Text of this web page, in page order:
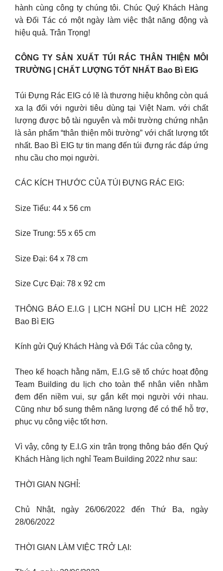
hành cùng công ty chúng tôi. Chúc Quý Khách Hàng
và Đối Tác có một ngày làm việc thật năng động và
hiệu quả. Trân Trọng!
CÔNG TY SẢN XUẤT TÚI RÁC THÂN THIỆN MÔI
TRƯỜNG | CHẤT LƯỢNG TỐT NHẤT Bao Bì EIG
Túi Đựng Rác EIG có lẽ là thương hiệu không còn quá
xa lạ đối với người tiêu dùng tại Việt Nam. với chất
lượng được bộ tài nguyên và môi trường chứng nhận
là sản phẩm “thân thiện môi trường” với chất lượng tốt
nhất. Bao Bì EIG tự tin mang đến túi đựng rác đáp ứng
nhu cầu cho mọi người.
CÁC KÍCH THƯỚC CỦA TÚI ĐỰNG RÁC EIG:
Size Tiểu: 44 x 56 cm
Size Trung: 55 x 65 cm
Size Đại: 64 x 78 cm
Size Cực Đại: 78 x 92 cm
THÔNG BÁO E.I.G | LỊCH NGHỈ DU LỊCH HÈ 2022
Bao Bì EIG
Kính gửi Quý Khách Hàng và Đối Tác của công ty,
Theo kế hoạch hằng năm, E.I.G sẽ tổ chức hoạt động
Team Building du lịch cho toàn thể nhân viên nhằm
đem đến niềm vui, sự gắn kết mọi người với nhau.
Cũng như bổ sung thêm năng lượng để có thể hỗ trợ,
phục vụ công việc tốt hơn.
Vì vậy, công ty E.I.G xin trân trọng thông báo đến Quý
Khách Hàng lịch nghỉ Team Building 2022 như sau:
THỜI GIAN NGHỈ:
Chủ Nhật, ngày 26/06/2022 đến Thứ Ba, ngày
28/06/2022
THỜI GIAN LÀM VIỆC TRỞ LẠI: